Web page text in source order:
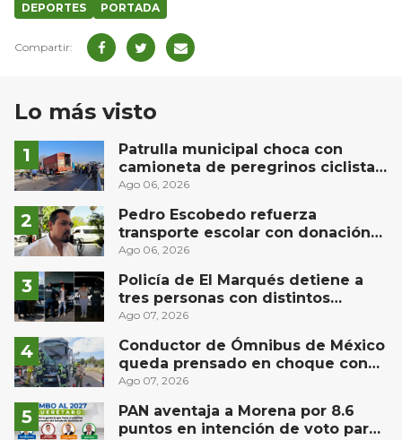
DEPORTES PORTADA
Lo más visto
Patrulla municipal choca con
camioneta de peregrinos ciclistas
en la autopista México-Querétaro
Ago 06, 2026
Pedro Escobedo refuerza
transporte escolar con donación
de camión de Flecha Amarilla para
Ago 06, 2026
Policía de El Marqués detiene a
tres personas con distintos
narcóticos
Ago 07, 2026
Conductor de Ómnibus de México
queda prensado en choque con
materialista en San Juan del Río
Ago 07, 2026
PAN aventaja a Morena por 8.6
puntos en intención de voto para